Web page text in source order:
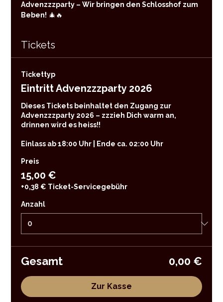
Advenzzzparty – Wir bringen den Schlosshof zum
Beben! 🎄🔥
Tickets
Tickettyp
Eintritt Advenzzzparty 2026
Dieses Tickets beinhaltet den Zugang zur
Advenzzzparty 2026 – zzzieh Dich warm an,
drinnen wird es heiss!!
Einlass ab 18:00 Uhr | Ende ca. 02:00 Uhr
Preis
15,00 €
+0,38 € Ticket-Servicegebühr
Anzahl
Gesamt 0,00 €
Zur Kasse